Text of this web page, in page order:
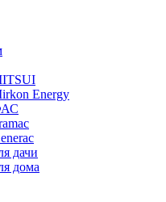
Energy
дачи
дома